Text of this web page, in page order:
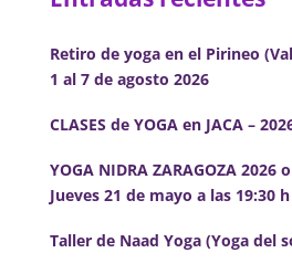
Retiro de yoga en el Pirineo
1 al 7 de agosto 2026
CLASES de YOGA en JACA –
YOGA NIDRA ZARAGOZA 2026
Jueves 21 de mayo a las 19:30 h
Taller de Naad Yoga (Yoga del